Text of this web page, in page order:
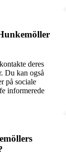
deres
Du kan også
på sociale
informerede